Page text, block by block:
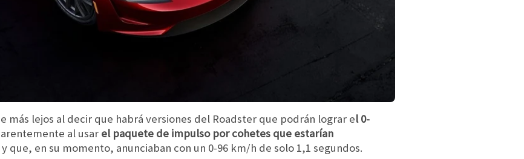
lejos al decir que habrá versiones del Roadster que podrán lograr el 0-
al usar el paquete de impulso por cohetes que estarían
y que, en su momento, anunciaban con un 0-96 km/h de solo 1,1 segundos.